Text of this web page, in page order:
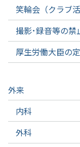
笑輪会（クラブ活
撮影･録音等の禁
厚生労働大臣の
外来
内科
外科